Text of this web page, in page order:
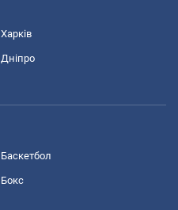
Харків
Дніпро
Баскетбол
Бокс